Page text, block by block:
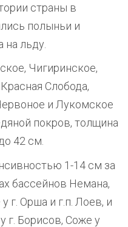
страны в
полыньи и
на льду.
Чигиринское,
Слобода,
и Лукомское
покров, толщина
42 см.
1-14 см за
бассейнов Немана,
г. Орша и г.п. Лоев, и
г. Борисов, Соже у